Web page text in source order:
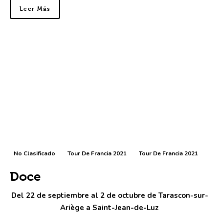
Leer Más
No Clasificado Tour De Francia 2021 Tour De Francia 2021
Doce
Del 22 de septiembre al 2 de octubre de Tarascon-sur-
Ariège a Saint-Jean-de-Luz